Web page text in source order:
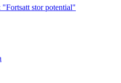
stor potential"